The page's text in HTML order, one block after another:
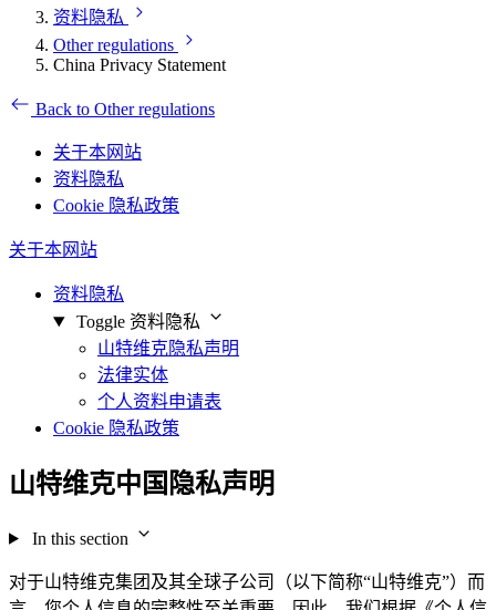
资料隐私
Other regulations
China Privacy Statement
Back to Other regulations
关于本网站
资料隐私
Cookie 隐私政策
关于本网站
资料隐私
Toggle 资料隐私
山特维克隐私声明
法律实体
个人资料申请表
Cookie 隐私政策
山特维克中国隐私声明
In this section
对于山特维克集团及其全球子公司（以下简称“山特维克”）而